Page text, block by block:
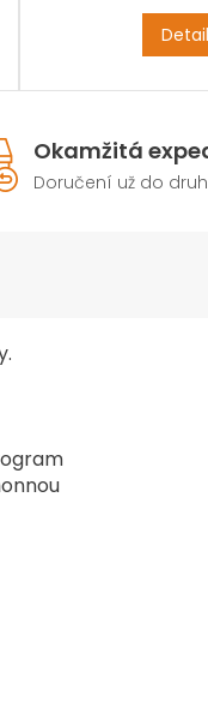
Detail
Okamžitá
Doručení už do